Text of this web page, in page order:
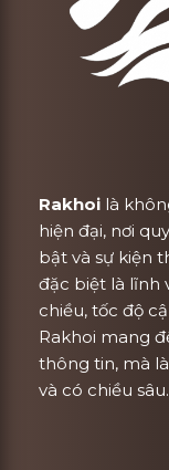
Rakhoi là
hiện đại, nơi
bật và sự kiện
đặc biệt là lĩnh
chiều, tốc độ
Rakhoi mang
thông tin, mà là
và có chiều sâu.